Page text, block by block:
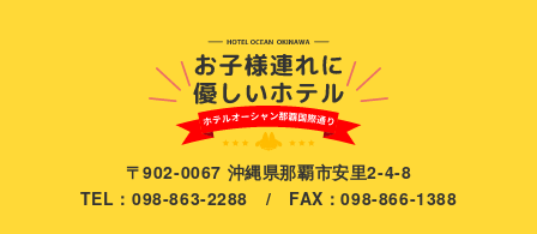
〒902-0067 沖縄県那覇市安里2-4-8
TEL：098-863-2288 / FAX：098-866-1388